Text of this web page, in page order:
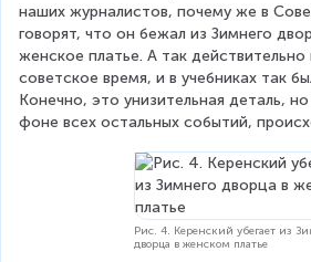
наших журналистов, почему же в
говорят, что он бежал из Зимнего
женское платье. А так действительно
советское время, и в учебниках так
Конечно, это унизительная деталь,
фоне всех остальных событий,
Рис. 4. Керенский убегает из
дворца в женском платье